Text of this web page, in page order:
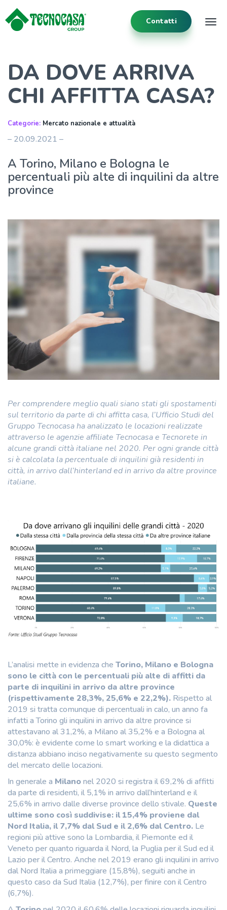
Contatti
DA DOVE ARRIVA
CHI AFFITTA CASA?
Categorie: Mercato nazionale e attualità
– 20.09.2021 –
A Torino, Milano e Bologna le
percentuali più alte di inquilini da altre
province
Per comprendere meglio quali siano stati gli spostamenti
sul territorio da parte di chi affitta casa, l’Ufficio Studi del
Gruppo Tecnocasa ha analizzato le locazioni realizzate
attraverso le agenzie affiliate Tecnocasa e Tecnorete in
alcune grandi città italiane nel 2020. Per ogni grande città
si è calcolata la percentuale di inquilini già residenti in
città, in arrivo dall’hinterland ed in arrivo da altre province
italiane.
L’analisi mette in evidenza che Torino, Milano e Bologna
sono le città con le percentuali più alte di affitti da
parte di inquilini in arrivo da altre province
(rispettivamente 28,3%, 25,6% e 22,2%). Rispetto al
2019 si tratta comunque di percentuali in calo, un anno fa
infatti a Torino gli inquilini in arrivo da altre province si
attestavano al 31,2%, a Milano al 35,2% e a Bologna al
30,0%: è evidente come lo smart working e la didattica a
distanza abbiano inciso negativamente su questo segmento
del mercato delle locazioni.
In generale a Milanonel 2020 si registra il 69,2% di affitti
da parte di residenti, il 5,1% in arrivo dall’hinterland e il
25,6% in arrivo dalle diverse province dello stivale. Queste
ultime sono così suddivise: il 15,4% proviene dal
Nord Italia, il 7,7% dal Sud e il 2,6% dal Centro. Le
regioni più attive sono la Lombardia, il Piemonte ed il
Veneto per quanto riguarda il Nord, la Puglia per il Sud ed il
Lazio per il Centro. Anche nel 2019 erano gli inquilini in arrivo
dal Nord Italia a primeggiare (15,8%), seguiti anche in
questo caso da Sud Italia (12,7%), per finire con il Centro
(6,7%).